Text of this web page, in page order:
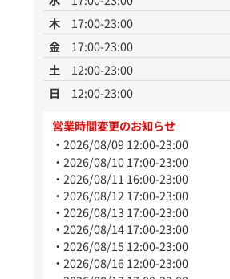
木
17:00-23:00
金
17:00-23:00
土
12:00-23:00
日
12:00-23:00
営業時間変更のお知らせ
2026/08/09 12:00-23:00
2026/08/10 17:00-23:00
2026/08/11 16:00-23:00
2026/08/12 17:00-23:00
2026/08/13 17:00-23:00
2026/08/14 17:00-23:00
2026/08/15 12:00-23:00
2026/08/16 12:00-23:00